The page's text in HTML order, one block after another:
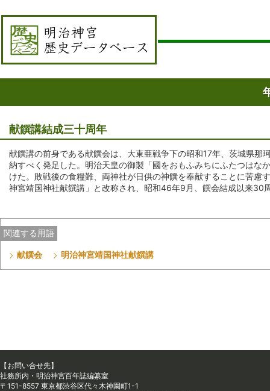
献饌講結成三十周年
献饌講の前身である献饌会は、大東亜戦争下の昭和17年、茨城県
納すべく発足した。明治天皇の御製「國をおもふみちにふたつはな
けた。敗戦後の食糧難、両神社が日供の神饌を奉献することに苦
神宮靖国神社献饌講」と改称され、昭和46年9月、饌会結成以来30
関連する用語
献饌会 明治神宮靖国神社献饌講
【お問い合せ先】
社務所内・明治神宮百年誌編纂室
〒151-8557 東京都渋谷区代々木神園町1-1